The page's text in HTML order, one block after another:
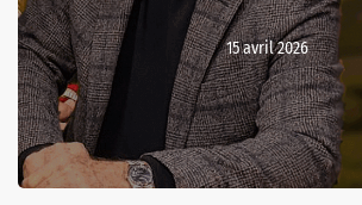
15 avril 2026